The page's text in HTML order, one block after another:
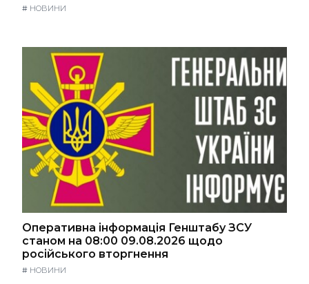
# НОВИНИ
Оперативна інформація Генштабу ЗСУ
станом на 08:00 09.08.2026 щодо
російського вторгнення
# НОВИНИ